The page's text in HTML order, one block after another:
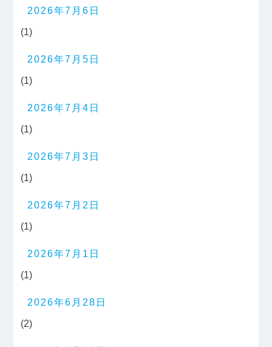
2026年7月6日
(1)
2026年7月5日
(1)
2026年7月4日
(1)
2026年7月3日
(1)
2026年7月2日
(1)
2026年7月1日
(1)
2026年6月28日
(2)